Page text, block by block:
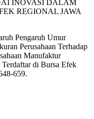
INOVASI DALAM
REGIONAL JAWA
Pengaruh Umur
Perusahaan Terhadap
Manufaktur
di Bursa Efek
659.